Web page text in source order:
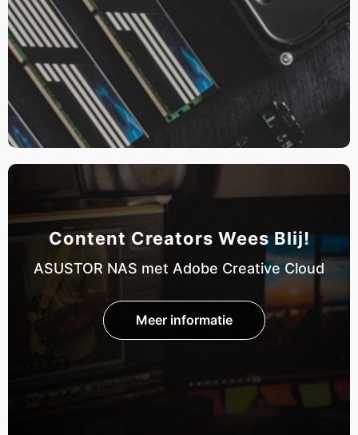
Content Creators Wees Blij!
ASUSTOR NAS met Adobe Creative Cloud
Meer informatie